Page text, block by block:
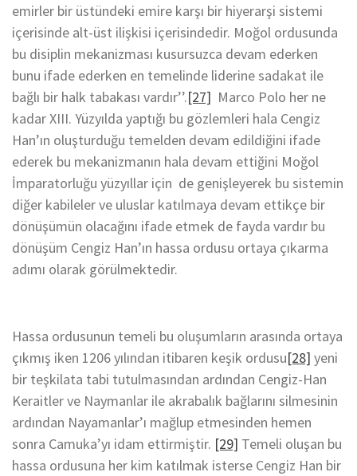
emirler bir üstündeki emire karşı bir hiyerarşi sistemi
içerisinde alt-üst ilişkisi içerisindedir. Moğol ordusunda
bu disiplin mekanizması kusursuzca devam ederken
bunu ifade ederken en temelinde liderine sadakat ile
bağlı bir halk tabakası vardır’’.[27] Marco Polo her ne
kadar XIII. Yüzyılda yaptığı bu gözlemleri hala Cengiz
Han’ın oluşturduğu temelden devam edildiğini ifade
ederek bu mekanizmanın hala devam ettiğini Moğol
İmparatorluğu yüzyıllar için de genişleyerek bu sistemin
diğer kabileler ve uluslar katılmaya devam ettikçe bir
dönüşümün olacağını ifade etmek de fayda vardır bu
dönüşüm Cengiz Han’ın hassa ordusu ortaya çıkarma
adımı olarak görülmektedir.
Hassa ordusunun temeli bu oluşumların arasında ortaya
çıkmış iken 1206 yılından itibaren keşik ordusu[28] yeni
bir teşkilata tabi tutulmasından ardından Cengiz-Han
Keraitler ve Naymanlar ile akrabalık bağlarını silmesinin
ardından Nayamanlar’ı mağlup etmesinden hemen
sonra Camuka’yı idam ettirmiştir. [29] Temeli oluşan bu
hassa ordusuna her kim katılmak isterse Cengiz Han bir